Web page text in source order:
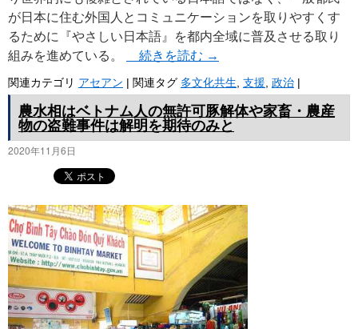
が日本に住む外国人とコミュニケーションを取りやすくす
るために『やさしい日本語』を都内全域に普及させる取り
組みを進めている。
続きを読む →
関連カテゴリ アセアン | 関連タグ 多文化共生 支援 政治 |
農水相はベトナム人の無許可豚解体や家畜・農産
物の盗難事件は解明を期待のみと
2020年11月6日